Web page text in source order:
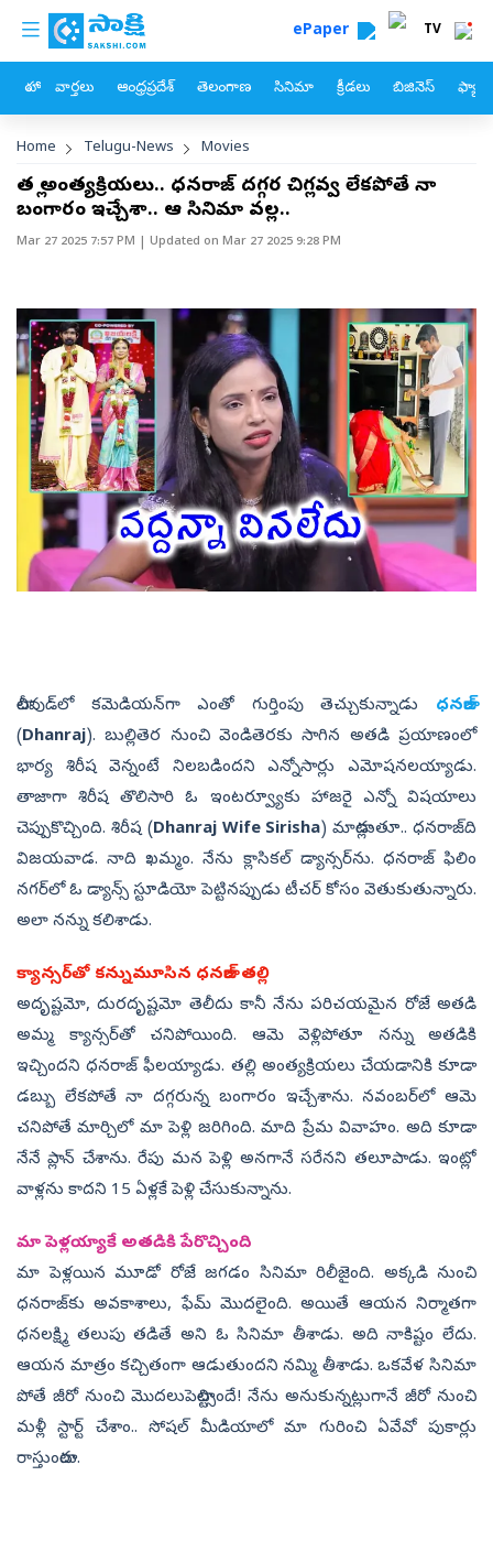
Skip to main content
custom menu ePaper TV
హోం వార్తలు ఆంధ్రప్రదేశ్ తెలంగాణ సినిమా క్రీడలు బిజినెస్
Breadcrumb
Home Telugu-News Movies
తల్లి అంత్యక్రియలు.. ధనరాజ్‌ దగ్గర చిల్లిగవ్వ లేకపోతే నా
బంగారం ఇచ్చేశా.. ఆ సినిమా వల్ల..
Mar 27 2025 7:57 PM | Updated on Mar 27 2025 9:28 PM
టాలీవుడ్‌లో కమెడియన్‌గా ఎంతో గుర్తింపు తెచ్చుకున్నాడు ధనరాజ్‌
(Dhanraj). బుల్లితెర నుంచి వెండితెరకు సాగిన అతడి ప్రయాణంలో
భార్య శిరీష వెన్నంటే నిలబడిందని ఎన్నోసార్లు ఎమోషనలయ్యాడు.
తాజాగా శిరీష తొలిసారి ఓ ఇంటర్వ్యూకు హాజరై ఎన్నో విషయాలు
చెప్పుకొచ్చింది. శిరీష (Dhanraj Wife Sirisha) మాట్లాడుతూ.. ధనరాజ్‌ది
విజయవాడ. నాది ఖమ్మం. నేను క్లాసికల్‌ డ్యాన్సర్‌ను. ధనరాజ్‌ ఫిలిం
నగర్‌లో ఓ డ్యాన్స్‌ స్టూడియో పెట్టినప్పుడు టీచర్‌ కోసం వెతుకుతున్నారు.
అలా నన్ను కలిశాడు.
క్యాన్సర్‌తో కన్నుమూసిన ధనరాజ్‌ తల్లి
అదృష్టమో, దురదృష్టమో తెలీదు కానీ నేను పరిచయమైన రోజే అతడి
అమ్మ క్యాన్సర్‌తో చనిపోయింది. ఆమె వెళ్లిపోతూ నన్ను అతడికి
ఇచ్చిందని ధనరాజ్‌ ఫీలయ్యాడు. తల్లి అంత్యక్రియలు చేయడానికి కూడా
డబ్బు లేకపోతే నా దగ్గరున్న బంగారం ఇచ్చేశాను. నవంబర్‌లో ఆమె
చనిపోతే మార్చిలో మా పెళ్లి జరిగింది. మాది ప్రేమ వివాహం. అది కూడా
నేనే ప్లాన్‌ చేశాను. రేపు మన పెళ్లి అనగానే సరేనని తలూపాడు. ఇంట్లో
వాళ్లను కాదని 15 ఏళ్లకే పెళ్లి చేసుకున్నాను.
మా పెళ్లయ్యాకే అతడికి పేరొచ్చింది
మా పెళ్లయిన మూడో రోజే జగడం సినిమా రిలీజైంది. అక్కడి నుంచి
ధనరాజ్‌కు అవకాశాలు, ఫేమ్‌ మొదలైంది. అయితే ఆయన నిర్మాతగా
ధనలక్ష్మి తలుపు తడితే అని ఓ సినిమా తీశాడు. అది నాకిష్టం లేదు.
ఆయన మాత్రం కచ్చితంగా ఆడుతుందని నమ్మి తీశాడు. ఒకవేళ సినిమా
పోతే జీరో నుంచి మొదలుపెట్టాల్సిందే! నేను అనుకున్నట్లుగానే జీరో నుంచి
మళ్లీ స్టార్ట్‌ చేశాం.. సోషల్‌ మీడియాలో మా గురించి ఏవేవో పుకార్లు
రాస్తుంటారు.